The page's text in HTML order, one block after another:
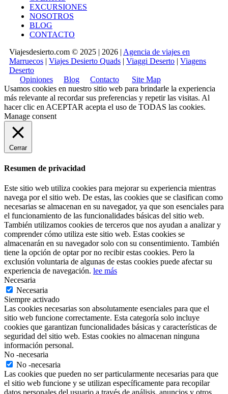
EXCURSIONES
NOSOTROS
BLOG
CONTACTO
Viajesdesierto.com © 2025 | 2026 | Agencia de viajes en
Marruecos | Viajes Desierto Quads | Viaggi Deserto | Viagens
Deserto
Opiniones
Blog Contacto
Site Map
Usamos cookies en nuestro sitio web para brindarle la experiencia
más relevante al recordar sus preferencias y repetir las visitas. Al
hacer clic en ACEPTAR acepta el uso de TODAS las cookies.
Manage consent
Cerrar
Resumen de privacidad
Este sitio web utiliza cookies para mejorar su experiencia mientras
navega por el sitio web. De estas, las cookies que se clasifican como
necesarias se almacenan en su navegador, ya que son esenciales para
el funcionamiento de las funcionalidades básicas del sitio web.
También utilizamos cookies de terceros que nos ayudan a analizar y
comprender cómo utiliza este sitio web. Estas cookies se
almacenarán en su navegador solo con su consentimiento. También
tiene la opción de optar por no recibir estas cookies. Pero la
exclusión voluntaria de algunas de estas cookies puede afectar su
experiencia de navegación. lee más
Necesaria
Necesaria
Siempre activado
Las cookies necesarias son absolutamente esenciales para que el
sitio web funcione correctamente. Esta categoría solo incluye
cookies que garantizan funcionalidades básicas y características de
seguridad del sitio web. Estas cookies no almacenan ninguna
información personal.
No -necesaria
No -necesaria
Las cookies que pueden no ser particularmente necesarias para que
el sitio web funcione y se utilizan específicamente para recopilar